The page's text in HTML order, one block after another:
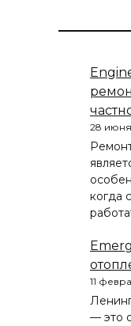
28
когда
11
— это